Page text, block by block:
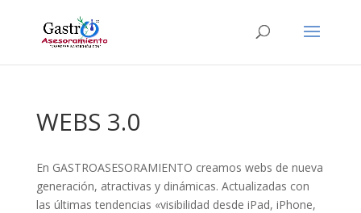
WEBS 3.0
En GASTROASESORAMIENTO creamos webs de nueva
generación, atractivas y dinámicas. Actualizadas con
las últimas tendencias «visibilidad desde iPad, iPhone,